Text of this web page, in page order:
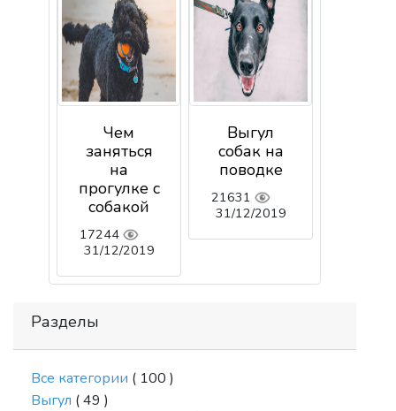
Чем
заняться
на
прогулке с
собакой
17244
31/12/2019
Выгул
собак на
поводке
21631
31/12/2019
Разделы
Все категории ( 100 )
Выгул ( 49 )